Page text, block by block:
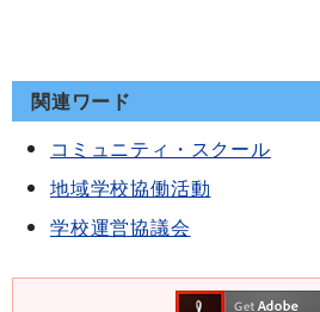
関連ワード
コミュニティ・スクール
地域学校協働活動
学校運営協議会